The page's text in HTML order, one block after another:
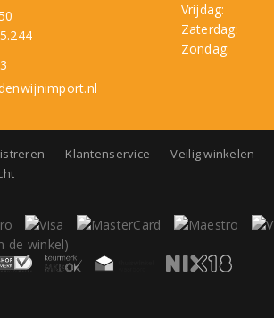
Vrijdag:
Zaterdag:
Zondag:
Klantenservice Veilig winkelen